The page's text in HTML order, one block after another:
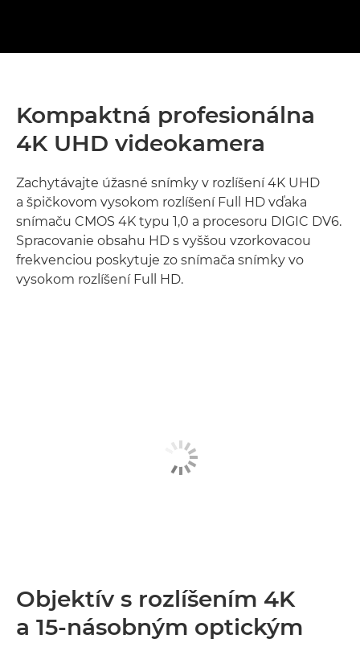
Kompaktná profesionálna
4K UHD videokamera
Zachytávajte úžasné snímky v rozlíšení 4K UHD
a špičkovom vysokom rozlíšení Full HD vďaka
snímaču CMOS 4K typu 1,0 a procesoru DIGIC DV6.
Spracovanie obsahu HD s vyššou vzorkovacou
frekvenciou poskytuje zo snímača snímky vo
vysokom rozlíšení Full HD.
Objektív s rozlíšením 4K
a 15-násobným optickým